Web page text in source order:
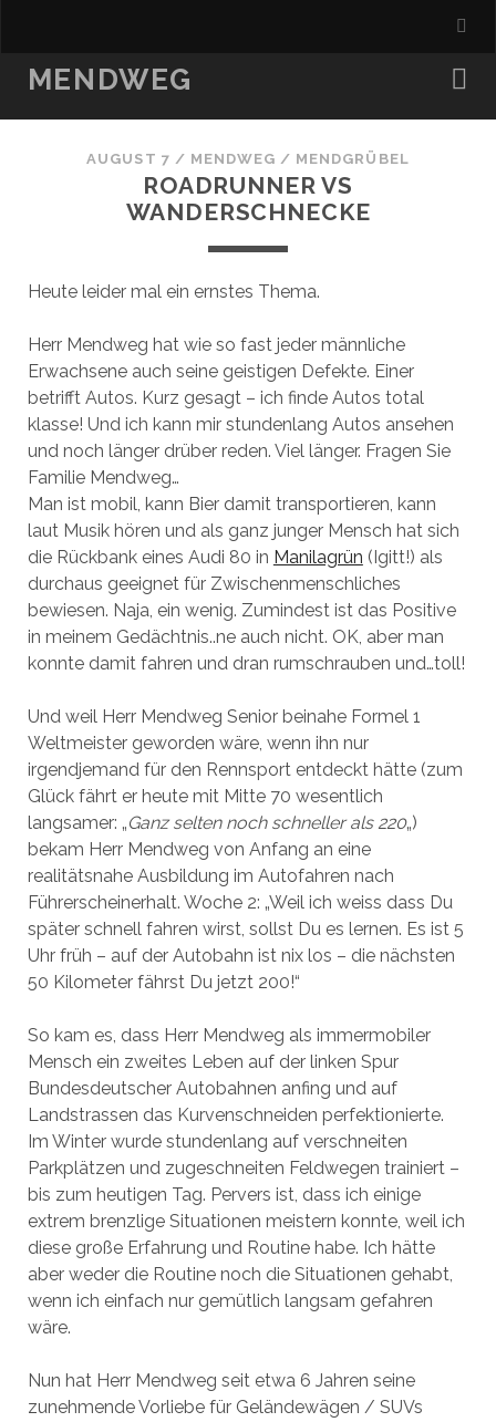
MENDWEG
AUGUST 7 / MENDWEG / MENDGRÜBEL
ROADRUNNER VS
WANDERSCHNECKE
Heute leider mal ein ernstes Thema.
Herr Mendweg hat wie so fast jeder männliche
Erwachsene auch seine geistigen Defekte. Einer
betrifft Autos. Kurz gesagt – ich finde Autos total
klasse! Und ich kann mir stundenlang Autos ansehen
und noch länger drüber reden. Viel länger. Fragen Sie
Familie Mendweg…
Man ist mobil, kann Bier damit transportieren, kann
laut Musik hören und als ganz junger Mensch hat sich
die Rückbank eines Audi 80 in Manilagrün (Igitt!) als
durchaus geeignet für Zwischenmenschliches
bewiesen. Naja, ein wenig. Zumindest ist das Positive
in meinem Gedächtnis..ne auch nicht. OK, aber man
konnte damit fahren und dran rumschrauben und…toll!
Und weil Herr Mendweg Senior beinahe Formel 1
Weltmeister geworden wäre, wenn ihn nur
irgendjemand für den Rennsport entdeckt hätte (zum
Glück fährt er heute mit Mitte 70 wesentlich
langsamer: „Ganz selten noch schneller als 220„)
bekam Herr Mendweg von Anfang an eine
realitätsnahe Ausbildung im Autofahren nach
Führerscheinerhalt. Woche 2: „Weil ich weiss dass Du
später schnell fahren wirst, sollst Du es lernen. Es ist 5
Uhr früh – auf der Autobahn ist nix los – die nächsten
50 Kilometer fährst Du jetzt 200!“
So kam es, dass Herr Mendweg als immermobiler
Mensch ein zweites Leben auf der linken Spur
Bundesdeutscher Autobahnen anfing und auf
Landstrassen das Kurvenschneiden perfektionierte.
Im Winter wurde stundenlang auf verschneiten
Parkplätzen und zugeschneiten Feldwegen trainiert –
bis zum heutigen Tag. Pervers ist, dass ich einige
extrem brenzlige Situationen meistern konnte, weil ich
diese große Erfahrung und Routine habe. Ich hätte
aber weder die Routine noch die Situationen gehabt,
wenn ich einfach nur gemütlich langsam gefahren
wäre.
Nun hat Herr Mendweg seit etwa 6 Jahren seine
zunehmende Vorliebe für Geländewägen / SUVs